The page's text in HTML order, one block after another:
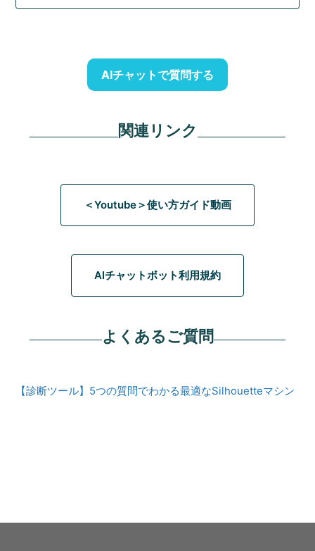
AIチャットで質問する
関連リンク
＜Youtube＞使い方ガイド動画
AIチャットボット利用規約
よくあるご質問
【診断ツール】5つの質問でわかる最適なSilhouetteマシン